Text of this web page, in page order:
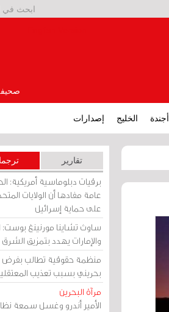
أجندة الخليج إصدارات
تقارير
برقيات دبلوماسية أمريكية:
عامة مفادها أن الولايات
على حماية إسرائيل
ساوث تشاينا مورنينغ بوست:
والإمارات يهدد بتمزيق
منظمة حقوقية تطالب بفرض
بحريني بسبب تعذيب
مرآة البحرين
الأمير أندرو وغسل سمعة